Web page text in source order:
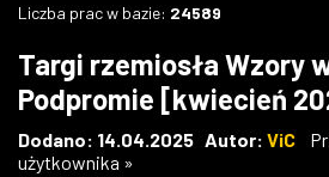
W KINACH
GASTRONOMIA
Liczba prac w bazie: 24589
Targi rzemiosła Wzory
Podpromie [kwiecień
Dodano: 14.04.2025 Autor: ViC
użytkownika »